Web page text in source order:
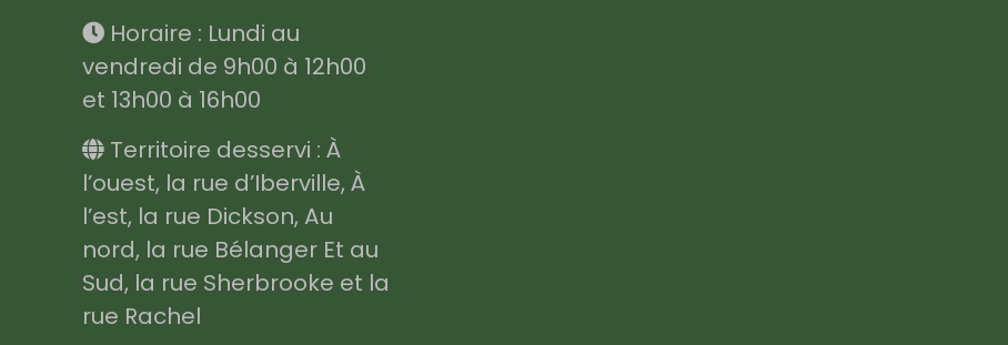
Horaire : Lundi au
vendredi de 9h00 à 12h00
et 13h00 à 16h00
Territoire desservi : À
l’ouest, la rue d’Iberville, À
l’est, la rue Dickson, Au
nord, la rue Bélanger Et au
Sud, la rue Sherbrooke et la
rue Rachel